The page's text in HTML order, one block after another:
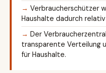
Verbraucherschützer
Haushalte dadurch
Der
transparente Verteilung
für Haushalte.